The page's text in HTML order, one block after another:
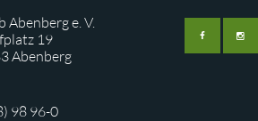
Abenberg e. V.
19
Abenberg
98 96-0